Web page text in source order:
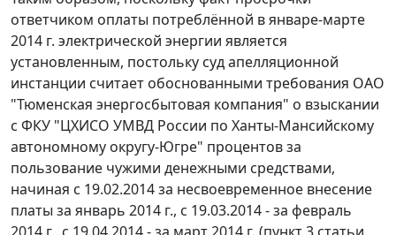
ответчиком оплаты потреблённой в январе-марте
2014 г. электрической энергии является
установленным, постольку суд апелляционной
инстанции считает обоснованными требования ОАО
"Тюменская энергосбытовая компания" о взыскании
с ФКУ "ЦХИСО УМВД России по Ханты-Мансийскому
автономному округу-Югре" процентов за
пользование чужими денежными средствами,
начиная с 19.02.2014 за несвоевременное внесение
платы за январь 2014 г., с 19.03.2014 - за февраль